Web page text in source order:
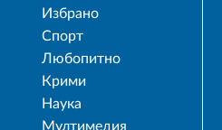
Избрано
Спорт
Любопитно
Крими
Наука
Мултимедия